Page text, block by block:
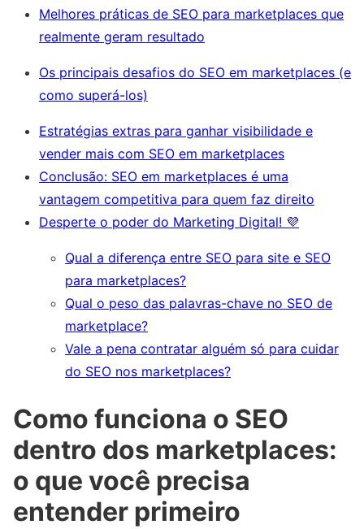
Melhores práticas de SEO para marketplaces que
realmente geram resultado
Os principais desafios do SEO em marketplaces (e
como superá-los)
Estratégias extras para ganhar visibilidade e
vender mais com SEO em marketplaces
Conclusão: SEO em marketplaces é uma
vantagem competitiva para quem faz direito
Desperte o poder do Marketing Digital! 💜
Qual a diferença entre SEO para site e SEO
para marketplaces?
Qual o peso das palavras-chave no SEO de
marketplace?
Vale a pena contratar alguém só para cuidar
do SEO nos marketplaces?
Como funciona o SEO
dentro dos marketplaces:
o que você precisa
entender primeiro